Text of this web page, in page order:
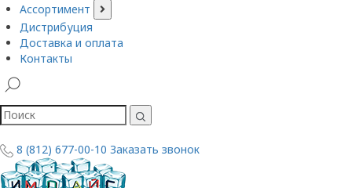
Ассортимент
Дистрибуция
Доставка и оплата
Контакты
8 (812) 677-00-10 Заказать звонок